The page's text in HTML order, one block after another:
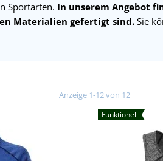
Sportarten. In unserem Angebot
Materialien gefertigt sind.Sie
Anzeige 1-12 von 12
Funktionell